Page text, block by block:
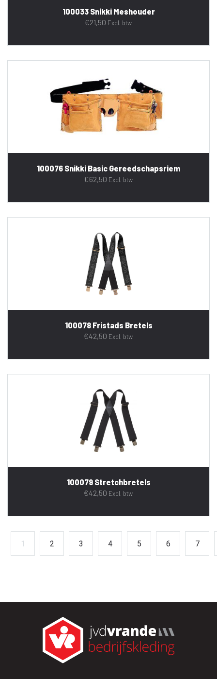
100033 Snikki Meshouder
€21,50 Excl. btw.
100076 Snikki Basic Gereedschapsriem
€62,50 Excl. btw.
100078 Fristads Bretels
€42,50 Excl. btw.
100079 Stretchbretels
€42,50 Excl. btw.
1 2 3 4 5 6 7